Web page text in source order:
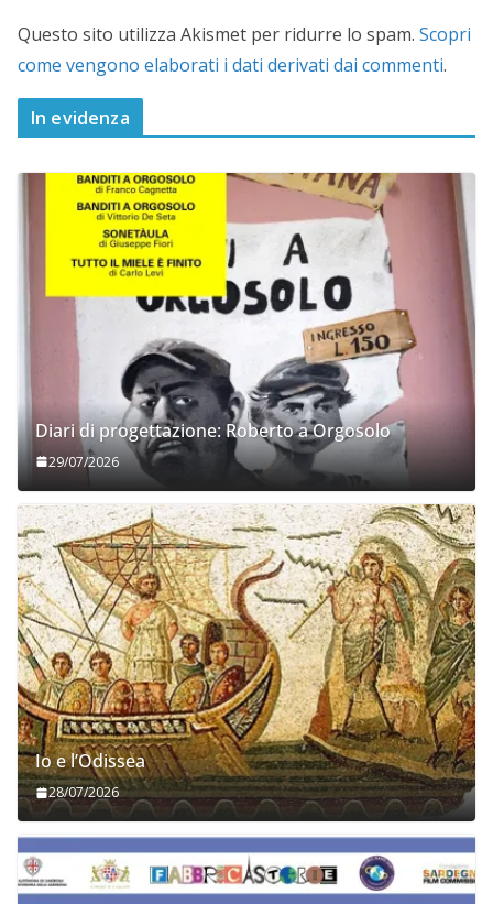
Questo sito utilizza Akismet per ridurre lo spam. Scopri
come vengono elaborati i dati derivati dai commenti.
In evidenza
Diari di progettazione: Roberto a Orgosolo
29/07/2026
Io e l’Odissea
28/07/2026